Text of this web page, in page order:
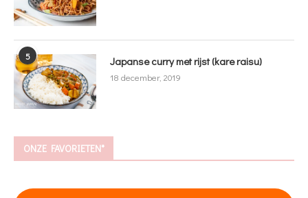
5 Japanse curry met rijst (kare raisu)
18 december, 2019
ONZE FAVORIETEN*